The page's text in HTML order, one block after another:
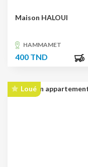
Maison HALOUI
HAMMAMET
400 TND
Loué